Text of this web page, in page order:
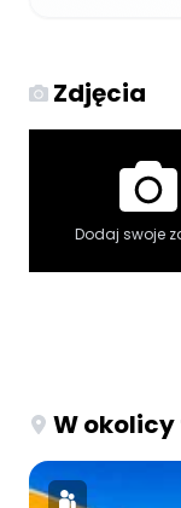
Zdjęcia
Dodaj swoje
W